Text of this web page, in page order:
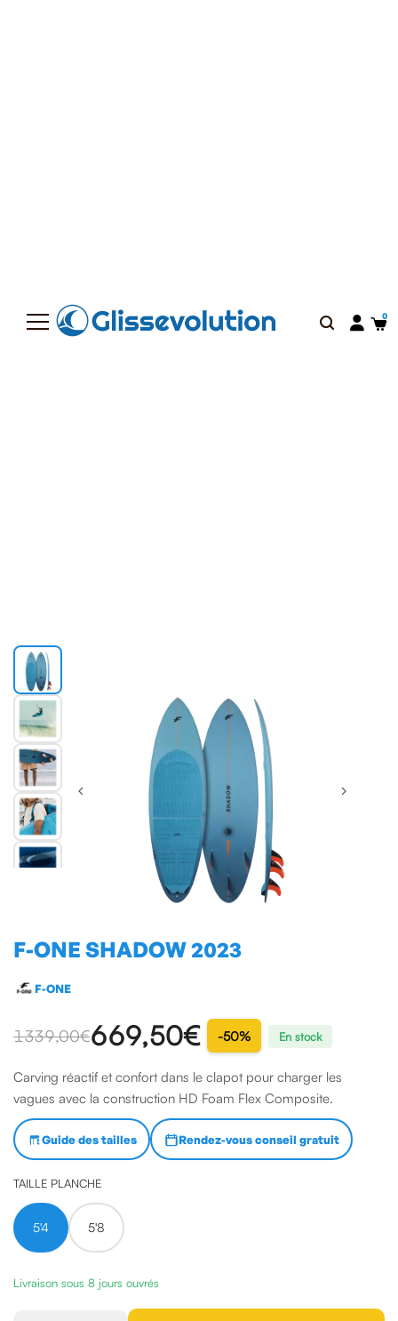
F-ONE SHADOW 2023
F-ONE
1339,00 €669,50€ -50% En stock
Carving réactif et confort dans le clapot pour charger les
vagues avec la construction HD Foam Flex Composite.
Guide des tailles Rendez-vous conseil gratuit
TAILLE PLANCHE
5'4 5'8
Livraison sous 8 jours ouvrés